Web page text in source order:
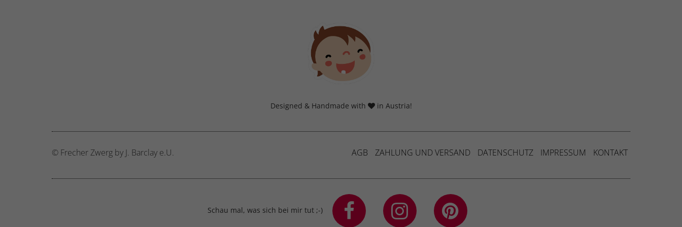
Designed & Handmade with in Austria!
© Frecher Zwerg by J. Barclay e.U. AGB ZAHLUNG UND VERSAND DATENSCHUTZ IMPRESSUM KONTAKT
Schau mal, was sich bei mir tut ;-)